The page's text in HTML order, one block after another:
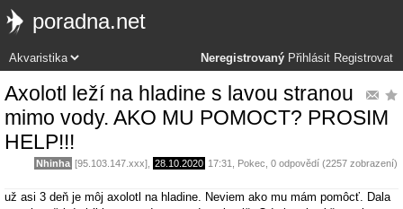
poradna.net
Neregistrovaný Přihlásit Registrovat
Axolotl leží na hladine s lavou stranou
mimo vody. AKO MU POMOCT? PROSIM
HELP!!!
Nhinha [95.103.147.xxx], 28.10.2020 17:31 Pokec , 0 odpovědí (2257 zobrazení)
už asi 3 deň je môj axolotl na hladine. Neviem ako mu mám pomôcť. Dala